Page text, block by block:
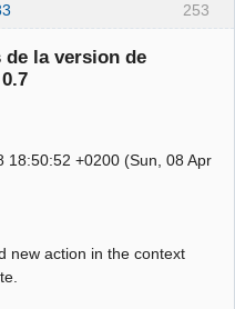
253
de la version de
+0200 (Sun, 08 Apr
new action in the context